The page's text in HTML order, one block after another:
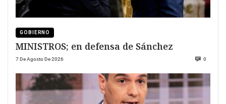
GOBIERNO
MINISTROS; en defensa de Sánchez
7 De Agosto De 2026 0